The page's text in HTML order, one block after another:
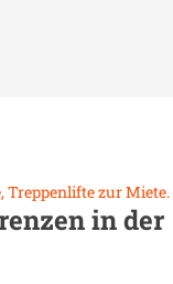
Treppenlifte zur Miete.
in der